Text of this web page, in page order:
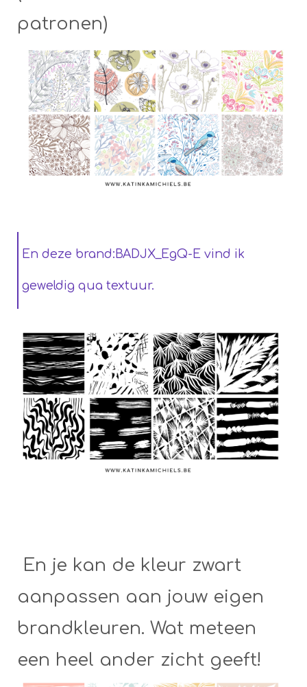
patronen)
En deze brand:BADJX_EgQ-E vind ik
geweldig qua textuur.
En je kan de kleur zwart
aanpassen aan jouw eigen
brandkleuren. Wat meteen
een heel ander zicht geeft!